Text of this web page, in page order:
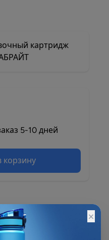
5-10 дней
корзину
из
×